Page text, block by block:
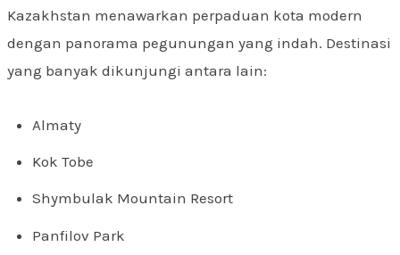
Kazakhstan menawarkan perpaduan kota modern
dengan panorama pegunungan yang indah. Destinasi
yang banyak dikunjungi antara lain:
Almaty
Kok Tobe
Shymbulak Mountain Resort
Panfilov Park